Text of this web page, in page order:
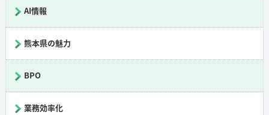
AI情報
熊本県の魅力
BPO
業務効率化